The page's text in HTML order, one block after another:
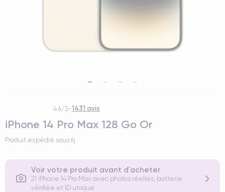
4.6/5-1431 avis
iPhone 14 Pro Max 128 Go Or
Produit expédié sous 6j
Voir votre produit avant d'acheter
21 iPhone 14 Pro Max avec photos réelles, batterie
vérifiée et ID unique